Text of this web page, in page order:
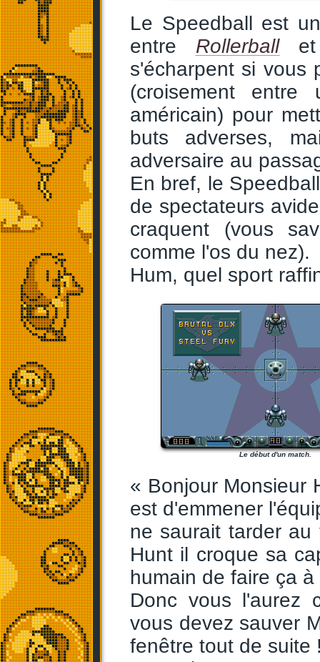
Le Speedball est
entre Rollerballet
s'écharpent si vous
(croisement
américain) pour
buts adverses,
adversaire au
En bref, le
de spectateurs
craquent (vous
comme l'os du nez).
Hum, quel sport
Le début d'un match.
« Bonjour Monsieur
est d'emmener
ne saurait tarder
Hunt il croque sa
humain de faire ça
Donc vous l'aurez
vous devez sauver
fenêtre tout de suite